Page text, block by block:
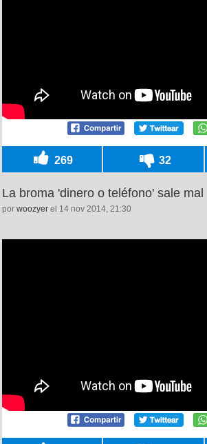
269 32
La broma 'dinero o teléfono' sale mal
por woozyer el 14 nov 2014, 21:30